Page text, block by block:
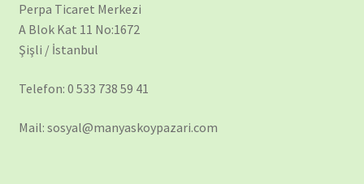
Perpa Ticaret Merkezi
A Blok Kat 11 No:1672
Şişli / İstanbul
Telefon: 0 533 738 59 41
Mail: sosyal@manyaskoypazari.com